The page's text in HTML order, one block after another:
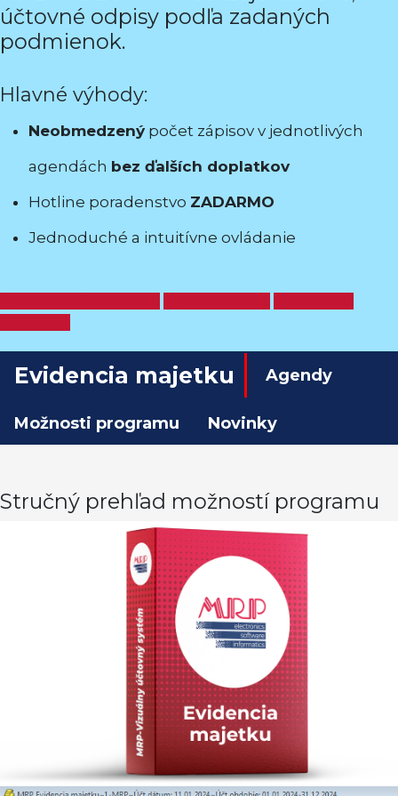
účtovné odpisy podľa zadaných
podmienok.
Hlavné výhody:
Neobmedzený počet zápisov v jednotlivých
agendách bez ďalších doplatkov
Hotline poradenstvo ZADARMO
Jednoduché a intuitívne ovládanie
Evidencia majetku Agendy
Možnosti programu Novinky
Stručný prehľad možností programu